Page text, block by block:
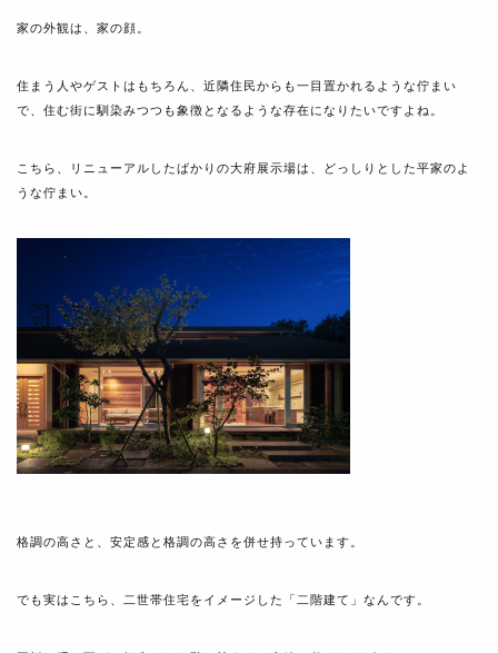
家の外観は、家の顔。
住まう人やゲストはもちろん、近隣住民からも一目置かれるような佇まい
で、住む街に馴染みつつも象徴となるような存在になりたいですよね。
こちら、リニューアルしたばかりの大府展示場は、どっしりとした平家のよ
うな佇まい。
格調の高さと、安定感と格調の高さを併せ持っています。
でも実はこちら、二世帯住宅をイメージした「二階建て」なんです。